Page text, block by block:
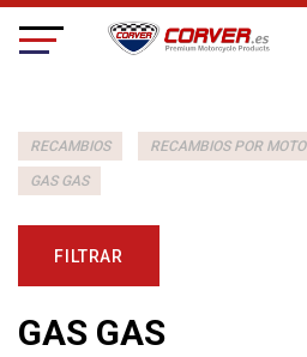
RECAMBIOS RECAMBIOS POR MOTO
GAS GAS
FILTRAR
GAS GAS